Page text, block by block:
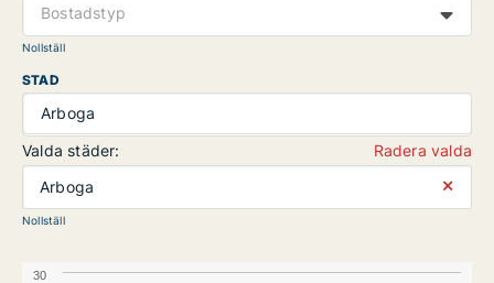
Bostadstyp
Nollställ
STAD
Arboga
Valda städer:
Radera valda
Arboga
⨯
Nollställ
30